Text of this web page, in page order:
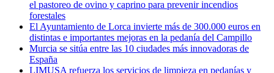
el pastoreo de ovino y caprino para prevenir incendios
forestales
El Ayuntamiento de Lorca invierte más de 300.000 euros en
distintas e importantes mejoras en la pedanía del Campillo
Murcia se sitúa entre las 10 ciudades más innovadoras de
España
LIMUSA refuerza los servicios de limpieza en pedanías y